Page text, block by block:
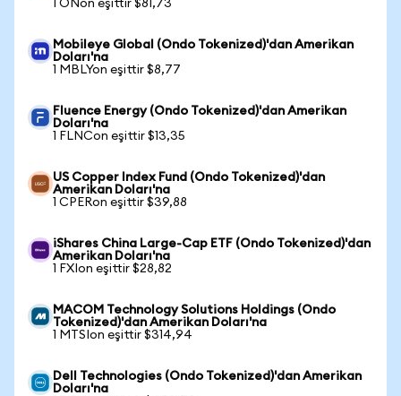
1 ONon eşittir $81,73
Mobileye Global (Ondo Tokenized)'dan Amerikan
Doları'na
1 MBLYon eşittir $8,77
Fluence Energy (Ondo Tokenized)'dan Amerikan
Doları'na
1 FLNCon eşittir $13,35
US Copper Index Fund (Ondo Tokenized)'dan
Amerikan Doları'na
1 CPERon eşittir $39,88
iShares China Large-Cap ETF (Ondo Tokenized)'dan
Amerikan Doları'na
1 FXIon eşittir $28,82
MACOM Technology Solutions Holdings (Ondo
Tokenized)'dan Amerikan Doları'na
1 MTSIon eşittir $314,94
Dell Technologies (Ondo Tokenized)'dan Amerikan
Doları'na